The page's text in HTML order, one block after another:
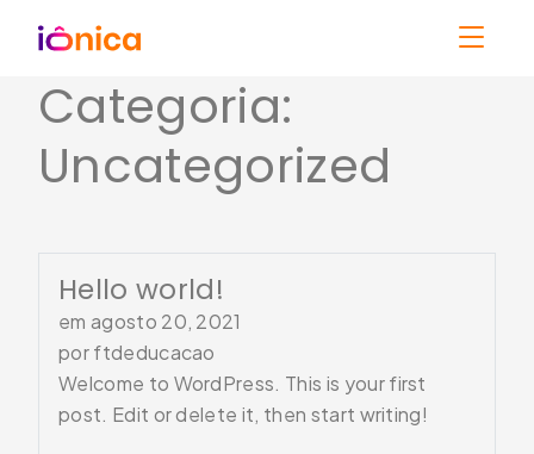
Categoria:
Uncategorized
Hello world!
em agosto 20, 2021
porftdeducacao
Welcome to WordPress. This is your first
post. Edit or delete it, then start writing!